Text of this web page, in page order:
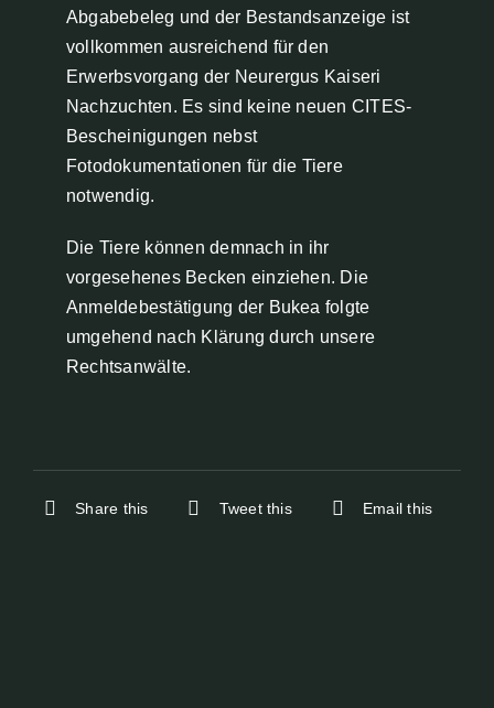
Abgabebeleg und der Bestandsanzeige ist
vollkommen ausreichend für den
Erwerbsvorgang der Neurergus Kaiseri
Nachzuchten. Es sind keine neuen CITES-
Bescheinigungen nebst
Fotodokumentationen für die Tiere
notwendig.
Die Tiere können demnach in ihr
vorgesehenes Becken einziehen. Die
Anmeldebestätigung der Bukea folgte
umgehend nach Klärung durch unsere
Rechtsanwälte.
Share this Tweet this Email this